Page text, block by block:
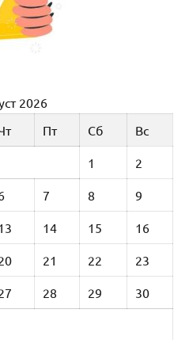
2026
Пт Сб Вс
1 2
7 8 9
14 15 16
21 22 23
28 29 30